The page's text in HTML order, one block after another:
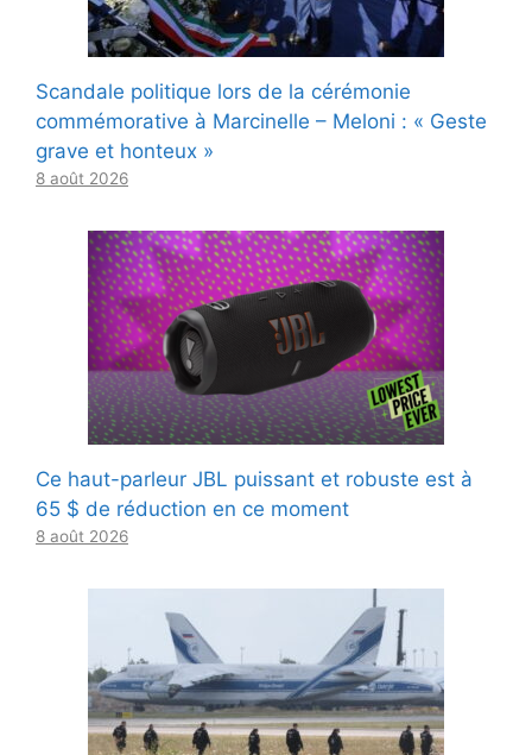
Scandale politique lors de la cérémonie
commémorative à Marcinelle – Meloni : « Geste
grave et honteux »
8 août 2026
Ce haut-parleur JBL puissant et robuste est à
65 $ de réduction en ce moment
8 août 2026